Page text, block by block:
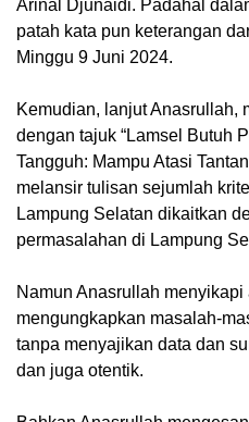
Arinal Djunaidi. Padahal
patah kata pun keterangan
Minggu 9 Juni 2024.
Kemudian, lanjut Anasrullah,
dengan tajuk “Lamsel Butuh
Tangguh: Mampu Atasi
melansir tulisan sejumlah
Lampung Selatan dikaitkan
permasalahan di Lampung
Namun Anasrullah menyikapi
mengungkapkan masalah-
tanpa menyajikan data dan
dan juga otentik.